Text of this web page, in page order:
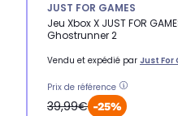
JUST FOR GAMES
Jeu Xbox X JUST FOR
Ghostrunner 2
Vendu et expédié par Just For
Prix de référence
39,99€ -25%